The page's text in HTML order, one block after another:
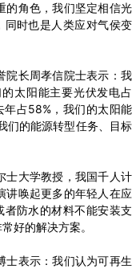
的角色，我们坚定相信光
时也是人类应对气侯变
院长周孝信院士表示：我
太阳能主要光伏发电占
年占58%，我们的太阳能
们的能源转型任务、目标
士大学教授，我国千人计
讲唤起更多的年轻人在应
防水的材料不能安装支
好的解决方案。
士表示：我们认为可再生